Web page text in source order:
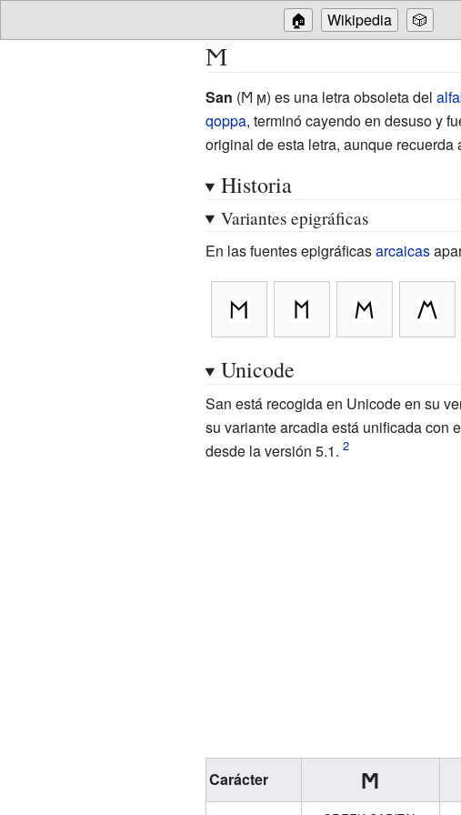
🏠 Wikipedia 🎲
Ϻ
San (Ϻ ϻ) es una letra obsoleta del
qoppa, terminó cayendo en desuso y
original de esta letra, aunque recuerda
Historia
Variantes epigráficas
En las fuentes epigráficasarcaicas
Unicode
San está recogida en Unicode en su
su variante arcadia está unificada con
desde la versión 5.1.
Carácter Ϻ